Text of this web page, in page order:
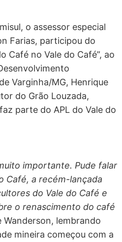
o assessor especial
Farias, participou do
Café no Vale do Café”, ao
Varginha/MG, Henrique
do Grão Louzada,
parte do APL do Vale do
importante. Pude falar
Café, a recém-lançada
do Vale do Café e
o renascimento do café
Wanderson, lembrando
mineira começou com a